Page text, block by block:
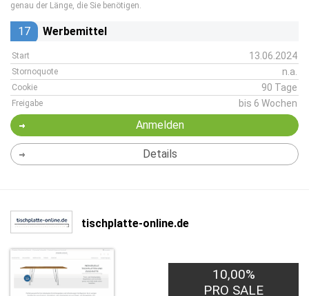
genau der Länge, die Sie benötigen.
17 Werbemittel
Start 13.06.2024
Stornoquote n.a.
Cookie 90 Tage
Freigabe bis 6 Wochen
Anmelden
Details
tischplatte-online.de
10,00%
PRO SALE